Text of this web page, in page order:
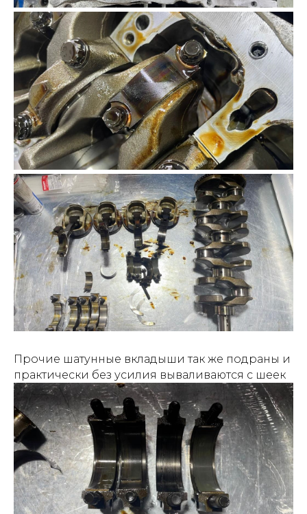
Прочие шатунные вкладыши так же подраны и
практически без усилия вываливаются с шеек